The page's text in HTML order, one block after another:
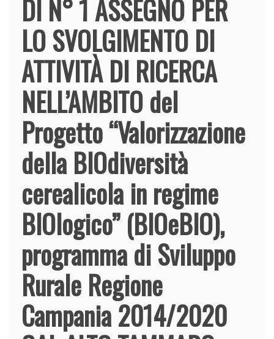
DI N° 1 ASSEGNO PER
LO SVOLGIMENTO DI
ATTIVITÀ DI RICERCA
NELL’AMBITO del
Progetto “Valorizzazione
della BIOdiversità
cerealicola in regime
BIOlogico” (BIOeBIO),
programma di Sviluppo
Rurale Regione
Campania 2014/2020